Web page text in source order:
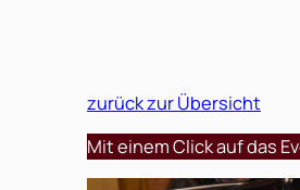
zurück zur Übersicht
Mit einem Click auf das